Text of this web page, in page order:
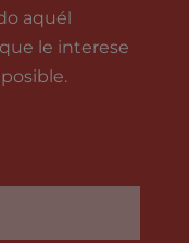
aquél
le interese